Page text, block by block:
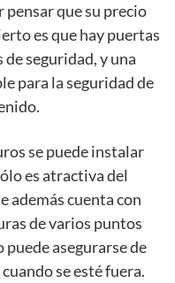
pensar que su precio
es que hay puertas
seguridad, y una
para la seguridad de
se puede instalar
es atractiva del
además cuenta con
de varios puntos
asegurarse de
se esté fuera.